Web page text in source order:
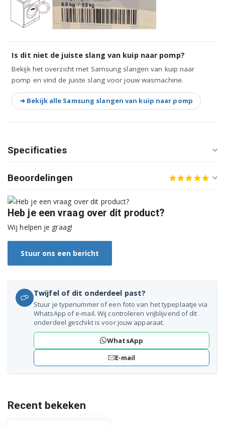
WF70F5E0Q4W/EG
WF70F5E0Q4W/EN
WF70F5E0Q4W/WS
WF70F5E0R4W/EG
WF70F5E0W2W/EO
WF70F5E0W2W/EU
WF70F5E0W2W/LE
WF70F5E0W4W/LE
WF70F5E0W4W/WS
WF70F5E0Z4W/EN
WF70F5E1Q4W/WS
WF70F5E2Q4W/EG
WF70F5E2Q4W/EN
WF70F5E2W2W/EU
Is dit niet de juiste slang van kuip naar pomp?
Bekijk het overzicht met Samsung slangen van kuip naar
pomp en vind de juiste slang voor jouw wasmachine.
➜ Bekijk alle Samsung slangen van kuip naar pomp
Specificaties
Beoordelingen
Heb je een vraag over dit product?
Wij helpen je graag!
Stuur ons een bericht
Twijfel of dit onderdeel past?
Stuur je typenummer of een foto van het typeplaatje via
WhatsApp of e-mail. Wij controleren vrijblijvend of dit
onderdeel geschikt is voor jouw apparaat.
WhatsApp
E-mail
Recent bekeken